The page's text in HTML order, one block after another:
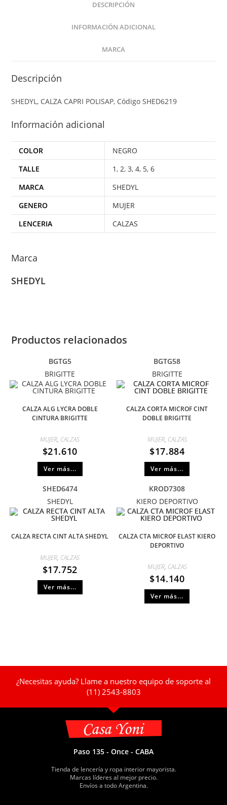
DESCRIPCIÓN
INFORMACIÓN ADICIONAL
MARCA
Descripción
SHEDYL, CALZA CAPRI POLISAP, Código SHED6219
Información adicional
COLOR
NEGRO
TALLE
1,2,3,4, 5,6
MARCA
SHEDYL
GENERO
MUJER
LENCERIA
CALZAS
Marca
SHEDYL
Productos relacionados
BGTG5
BRIGITTE
CALZA ALG LYCRA DOBLE
CINTURA BRIGITTE
MUJER, CALZAS
$21.610
Ver más...
BGTG58
BRIGITTE
CALZA CORTA MICROF CINT
DOBLE BRIGITTE
MUJER, CALZAS
$17.884
Ver más...
SHED6474
SHEDYL
CALZA RECTA CINT ALTA SHEDYL
MUJER, CALZAS
$17.752
Ver más...
KROD7308
KIERO DEPORTIVO
CALZA CTA MICROF ELAST KIERO
DEPORTIVO
MUJER, CALZAS
$14.140
Ver más...
¿Necesitas ayuda? Llame a nuestro equipo de soporte al
(11) 2543-8803
Paso 135 - Once - CABA
Tienda de lencería y ropa interior mayorista.
Marcas líderes al mejor precio.
Envíos a todo Argentina.